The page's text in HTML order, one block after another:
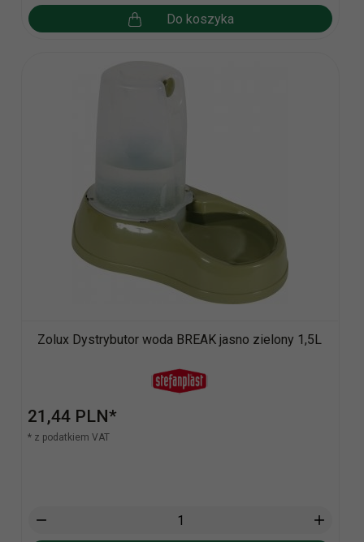
Do koszyka
Zolux Dystrybutor woda BREAK jasno zielony 1,5L
21,44 PLN*
* z podatkiem VAT